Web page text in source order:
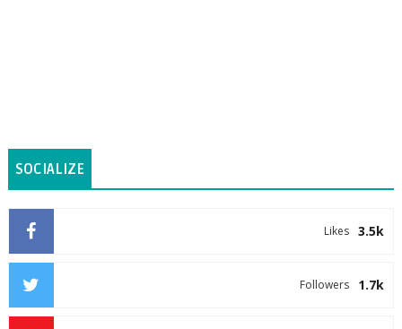
SOCIALIZE
3.5k
Likes
1.7k
Followers